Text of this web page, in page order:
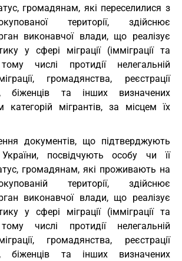
громадянам, які переселилися з
території, здійснює
виконавчої влади, що реалізує
у сфері міграції (імміграції та
числі протидії нелегальній
громадянства, реєстрації
біженців та інших визначених
категорій мігрантів, за місцем їх
документів, що підтверджують
посвідчують особу чи її
громадянам, які проживають на
території, здійснює
виконавчої влади, що реалізує
у сфері міграції (імміграції та
числі протидії нелегальній
громадянства, реєстрації
біженців та інших визначених